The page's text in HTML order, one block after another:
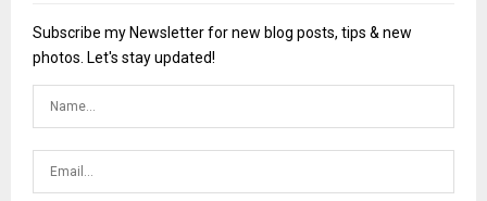
Subscribe my Newsletter for new blog posts, tips & new
photos. Let's stay updated!